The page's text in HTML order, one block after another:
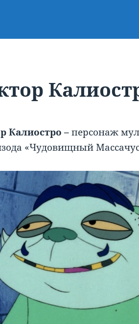
Калиостро –персонаж
«Чудовищный